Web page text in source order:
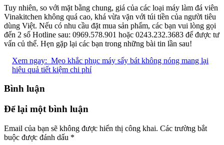
Tuy nhiên, so với mặt bằng chung, giá của các loại máy làm đá viên
Vinakitchen không quá cao, khá vừa vặn với túi tiền của người tiêu
dùng Việt. Nếu có nhu cầu đặt mua sản phẩm, các bạn vui lòng gọi
đến 2 số Hotline sau: 0969.578.901 hoặc 0243.232.3683 để được tư
vấn củ thể. Hẹn gặp lại các bạn trong những bài tin lần sau!
Xem ngay: Mẹo khắc phục máy sấy bát không nóng mang lại
hiệu quả tiết kiệm chi phí
Bình luận
Để lại một bình luận
Email của bạn sẽ không được hiển thị công khai. Các trường bắt
buộc được đánh dấu *